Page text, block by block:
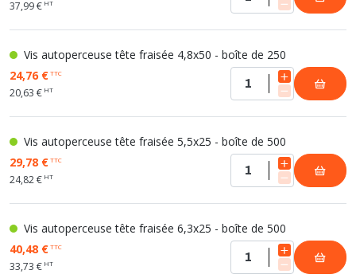
37,99 € HT
Vis autoperceuse tête fraisée 4,8x50 - boîte de 250
24,76 €TTC
20,63 € HT
Vis autoperceuse tête fraisée 5,5x25 - boîte de 500
29,78 €TTC
24,82 € HT
Vis autoperceuse tête fraisée 6,3x25 - boîte de 500
40,48 €TTC
33,73 € HT